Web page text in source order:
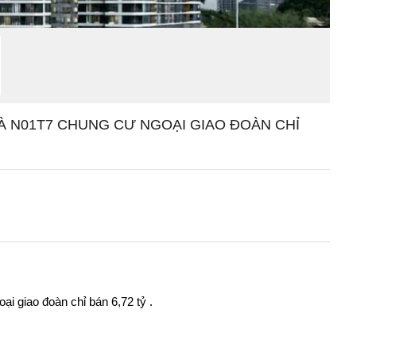
N01T7 CHUNG CƯ NGOẠI GIAO ĐOÀN CHỈ
giao đoàn chỉ bán 6,72 tỷ .